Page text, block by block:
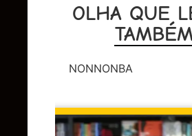
OLHA QUE
NONNONBA